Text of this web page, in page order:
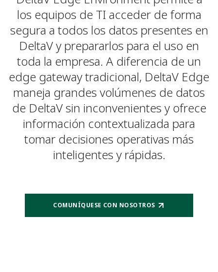
los equipos de TI acceder de forma
segura a todos los datos presentes en
DeltaV y prepararlos para el uso en
toda la empresa. A diferencia de un
edge gateway tradicional, DeltaV Edge
maneja grandes volúmenes de datos
de DeltaV sin inconvenientes y ofrece
información contextualizada para
tomar decisiones operativas más
inteligentes y rápidas.
COMUNÍQUESE CON NOSOTROS